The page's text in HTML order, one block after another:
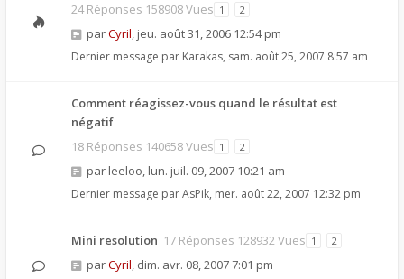
24 Réponses 158908 Vues 1 2
parCyril, jeu. août 31, 2006 12:54 pm
Dernier message par Karakas, sam. août 25, 2007 8:57 am
Comment réagissez-vous quand le résultat est
négatif
18 Réponses 140658 Vues 1 2
par leeloo, lun. juil. 09, 2007 10:21 am
Dernier message parAsPik, mer. août 22, 2007 12:32 pm
Mini resolution 17 Réponses 128932 Vues 1 2
parCyril, dim. avr. 08, 2007 7:01 pm